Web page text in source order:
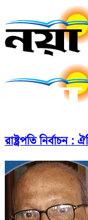
রাষ্ট্রপতি নির্বাচন